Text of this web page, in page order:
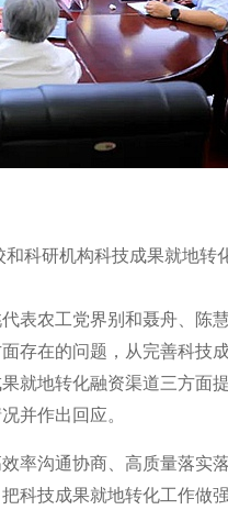
科研机构科技成果就地转
表农工党界别和聂舟、陈
存在的问题，从完善科技
就地转化融资渠道三方面
并作出回应。
率沟通协商、高质量落实落
科技成果就地转化工作做